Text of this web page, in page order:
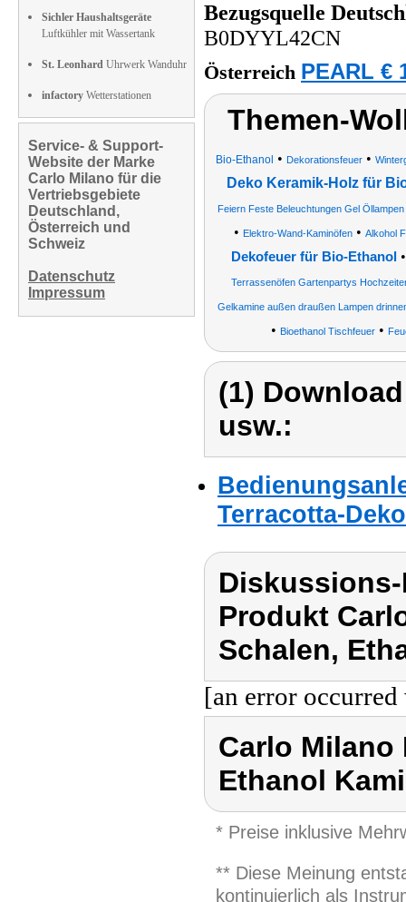
Sichler Haushaltsgeräte
Luftkühler mit Wassertank
St. Leonhard Uhrwerk Wanduhr
infactory Wetterstationen
Service- & Support-
Website der Marke
Carlo Milano für die
Vertriebsgebiete
Deutschland,
Österreich und
Schweiz
Datenschutz
Impressum
Bezugsquelle
B0DYYL42CN
Österreich PEARL €
Themen-
Bio-Ethanol • Dekorationsfeuer•
Deko Keramik-Holz für
Feiern Feste Beleuchtungen Gel Öllampen
• Elektro-Wand-Kaminöfen• Alkohol
Dekofeuer für Bio-Ethanol
Terrassenöfen Gartenpartys
Gelkamine außen draußen Lampen
• Bioethanol Tischfeuer •
(1)
usw.:
Terracotta-
Produkt
Schalen,
[an error
Carlo Milano
Ethanol
* Preise inklusive
** Diese Meinung
kontinuierlich als